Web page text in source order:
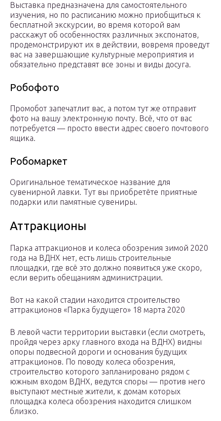
Выставка предназначена для самостоятельного
изучения, но по расписанию можно приобщиться к
бесплатной экскурсии, во время которой вам
расскажут об особенностях различных экспонатов,
продемонстрируют их в действии, вовремя проведут
вас на завершающие культурные мероприятия и
обязательно представят все зоны и виды досуга.
Робофото
Промобот запечатлит вас, а потом тут же отправит
фото на вашу электронную почту. Всё, что от вас
потребуется — просто ввести адрес своего почтового
ящика.
Робомаркет
Оригинальное тематическое название для
сувенирной лавки. Тут вы приобретёте приятные
подарки или памятные сувениры.
Аттракционы
Парка аттракционов и колеса обозрения зимой 2020
года на ВДНХ нет, есть лишь строительные
площадки, где всё это должно появиться уже скоро,
если верить обещаниям администрации.
Вот на какой стадии находится строительство
аттракционов «Парка будущего» 18 марта 2020
В левой части территории выставки (если смотреть,
пройдя через арку главного входа на ВДНХ) видны
опоры подвесной дороги и основания будущих
аттракционов. По поводу колеса обозрения,
строительство которого запланировано рядом с
южным входом ВДНХ, ведутся споры — против него
выступают местные жители, к домам которых
площадка колеса обозрения находится слишком
близко.